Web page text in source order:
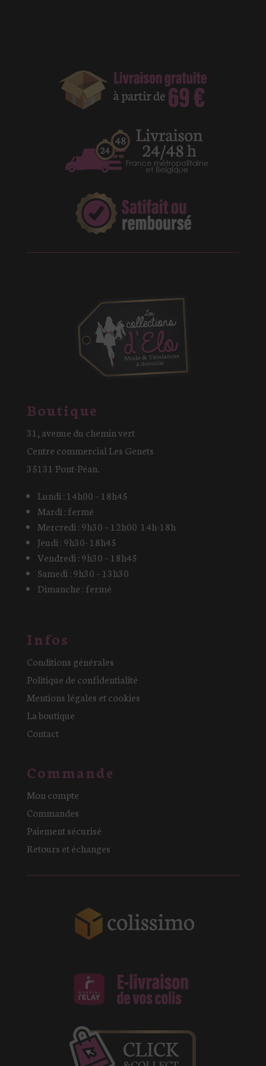
Boutique
31, avenue du chemin vert
Centre commercial Les Genets
35131 Pont-Péan.
Lundi : 14h00 – 18h45
Mardi : fermé
Mercredi : 9h30 – 12h00 14h-18h
Jeudi : 9h30- 18h45
Vendredi : 9h30 – 18h45
Samedi : 9h30 – 13h30
Dimanche : fermé
Infos
Conditions générales
Politique de confidentialité
Mentions légales et cookies
La boutique
Contact
Commande
Mon compte
Commandes
Paiement sécurisé
Retours et échanges